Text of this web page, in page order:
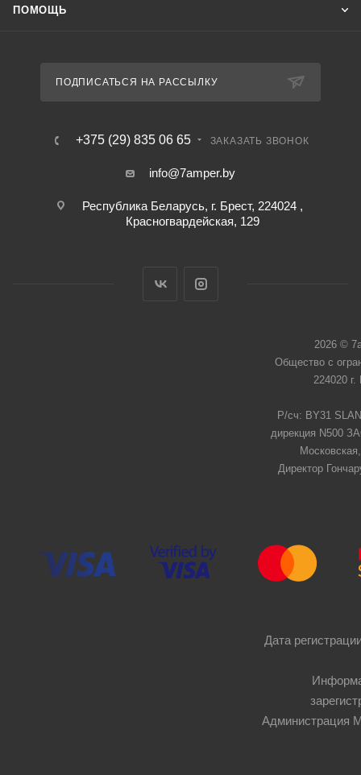
ПОМОЩЬ
ПОДПИСАТЬСЯ НА РАССЫЛКУ
+375 (29) 835 06 65 ЗАКАЗАТЬ ЗВОНОК
info@7amper.by
Республика Беларусь, г. Брест, 224024 ,
Красногвардейская, 129
2026 ©
Общество с
224020
Р/сч: BY31
дирекция N500
Директор
Дата
Администрация